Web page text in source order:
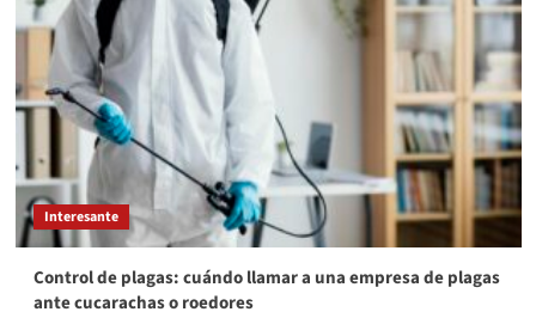
Interesante
Control de plagas: cuándo llamar a una empresa de plagas
ante cucarachas o roedores